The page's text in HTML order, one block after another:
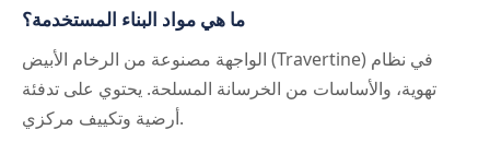
ما هي مواد البناء المستخدمة؟
الواجهة مصنوعة من الرخام الأبيض (Travertine) في نظام
تهوية، والأساسات من الخرسانة المسلحة. يحتوي على تدفئة
أرضية وتكييف مركزي.